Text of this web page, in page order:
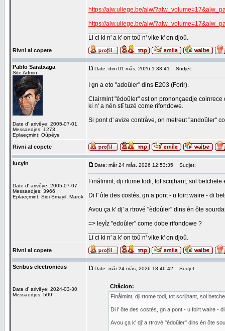
https://alw.uliege.be/alw/
https://alw.uliege.be/alw/
Li ci ki n' a k' on toû n' vike k' on djoû.
Rivni al copete
Pablo Saratxaga
Site Admin
Date d' arivêye: 2005-07-01
Messaedjes: 1273
Eplaeçmint: Oûpêye
Date: dim 01 mås, 2026 1:33:41 Sudjet:
I gn a eto "adoûler" dins E203 (Forir).
Clairmint "èdoûler" est on prononçaedje coinrece
ki n' a nén stî tuzé come rifondowe.
Si pont d' avize contråve, on metreut "andoûler"
Rivni al copete
lucyin
Date d' arivêye: 2005-07-07
Messaedjes: 3966
Eplaeçmint: Sidi Smayil, Marok
Date: mår 24 mås, 2026 12:53:35 Sudjet:
Finålmint, dji rtome todi, tot scrijhant, sol
Di l' ôte des costés, gn a pont - u foirt waire - di
Avou ça k' dj' a rtrové "èdoûler" dins èn ôte
=> leyîz "edoûler" come dobe rifondowe ?
Li ci ki n' a k' on toû n' vike k' on djoû.
Rivni al copete
Scribus electronicus
Date d' arivêye: 2024-03-30
Messaedjes: 509
Date: mår 24 mås, 2026 18:46:42 Sudjet:
Citåcion:
Finålmint, dji rtome todi, tot scrijhant, sol
Di l' ôte des costés, gn a pont - u foirt waire -
Avou ça k' dj' a rtrové "èdoûler" dins èn ôte